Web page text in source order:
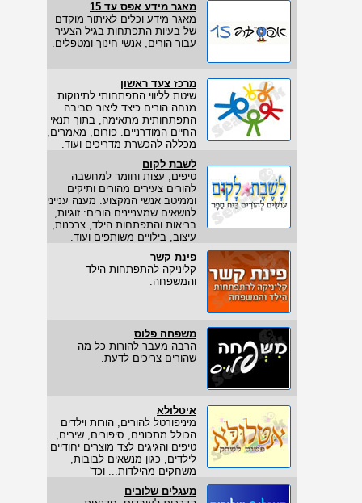
מאגר מידע אפס עד 15
מאגר מידע וכלים לאיתור מוקדם
של בעיות התפתחות בגיל הצעיר
עבור הורים, אנשי חינוך ומטפלים.
מרכז צעד ראשון
שיטת לליווי התפתחותי לתינוקות.
מנחה הורים כיצד ליצור סביבה
התפתחותית מתאימה, בתוך תנאי
החיים המודרניים. פורום, מאמרים,
מכללה להכשרת מדריכים ועוד.
לשבת לקום
טיפים, עצות וחומר למחשבה
להורים צעירים מהורים ותיקים
וממיטב אנשי המקצוע. מענה ענייני
לנושאים שמעניינים הורים: זוגיות,
בריאות והתפתחות הילד, צרכנות,
עיצוב, בילויים משותפים ועוד.
פינת קשר
קליניקה להתפתחות הילד
והמשפחה.
משפחה פלוס
הרבה מעבר להורות כל מה
שהורים צריכים לדעת.
איטלולא
מיניפורטל להורים, הורות וילדים
הכולל מתכונים, סיפורים, שירים,
טיפים והגיגים לצד מוצרים יחודיים
לילדים, כגון מנשאים לבובות,
משחקים מהילדות... וכד'
מעגלים שלובים